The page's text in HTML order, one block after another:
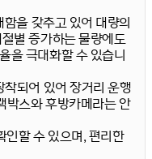
을 갖추고 있어 대량의
별 증가하는 물량에도
을 극대화할 수 있습니
착되어 있어 장거리 운행
박스와 후방카메라는 안
인할 수 있으며, 편리한